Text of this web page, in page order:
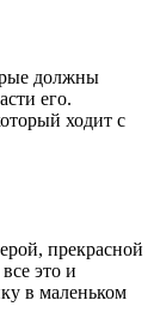
должны
его.
ходит с
прекрасной
это и
в маленьком